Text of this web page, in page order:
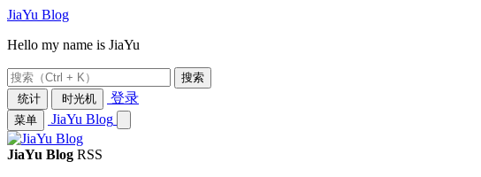
JiaYu Blog
Hello my name is JiaYu
搜索
统计
时光机 登录
菜单 JiaYu Blog
JiaYu Blog RSS